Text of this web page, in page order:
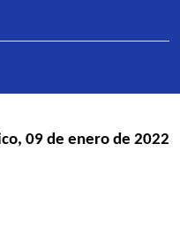
09 de enero de 2022